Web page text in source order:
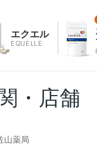
エクエル
EQUELLE
・店舗
山薬局